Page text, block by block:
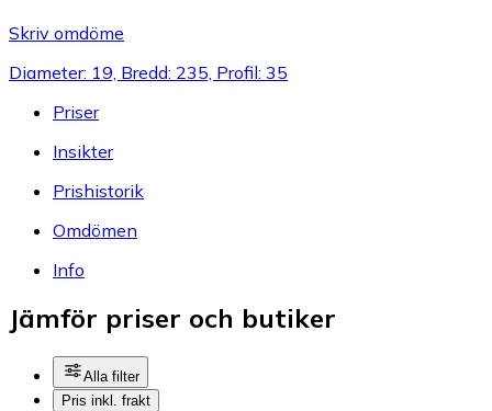
Skriv omdöme
Diameter: 19, Bredd: 235, Profil: 35
Priser
Insikter
Prishistorik
Omdömen
Info
Jämför priser och butiker
Alla filter
Pris inkl. frakt